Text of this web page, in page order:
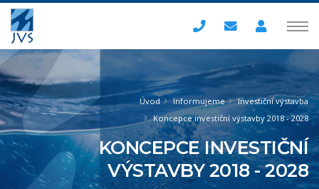
Úvod Informujeme
Investiční výstavba
Koncepce investiční výstavby 2018 - 2028
KONCEPCE INVESTIČNÍ
VÝSTAVBY 2018 - 2028